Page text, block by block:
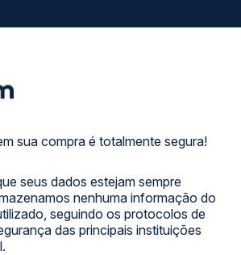
sua compra é totalmente segura!
seus dados estejam sempre
nenhuma informação do
seguindo os protocolos de
das principais instituições